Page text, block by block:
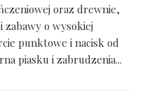
oraz drewnie,
zabawy o wysokiej
punktowe i nacisk od
piasku i zabrudzenia...